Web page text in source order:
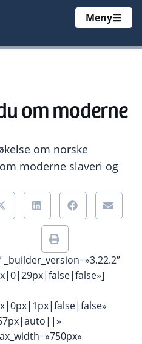
Meny
om moderne
om norske
moderne slaveri og